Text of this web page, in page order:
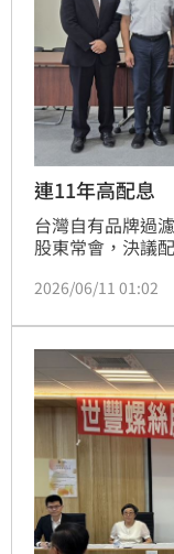
連11年高配息
台灣自有品牌過
股東常會，決議
股利政策。旭然
多元生產基地之
接單組合，帶動
淨利達3,899萬元
0.92元，年增
2026/06/11 01:02